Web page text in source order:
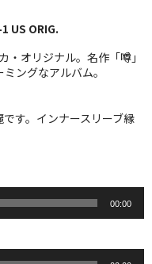
US ORIG.
オリジナル。名作「噂」
ングなアルバム。
す。インナースリーブ縁
00:00